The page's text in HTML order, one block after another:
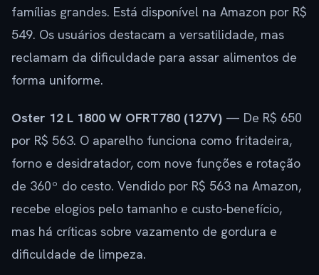
famílias grandes. Está disponível na Amazon por R$
549. Os usuários destacam a versatilidade, mas
reclamam da dificuldade para assar alimentos de
forma uniforme.
Oster 12 L 1800 W OFRT780 (127V) — De R$ 650
por R$ 563. O aparelho funciona como fritadeira,
forno e desidratador, com nove funções e rotação
de 360º do cesto. Vendido por R$ 563 na Amazon,
recebe elogios pelo tamanho e custo-benefício,
mas há críticas sobre vazamento de gordura e
dificuldade de limpeza.